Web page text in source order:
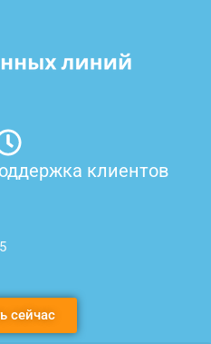
клиентов
сейчас